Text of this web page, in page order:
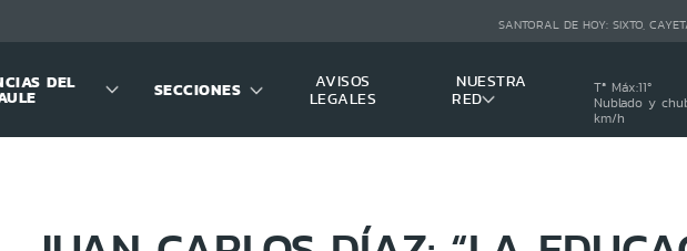
SANTORAL DE HOY: SIXTO,
DEL SECCIONES
AVISOS
LEGALES
NUESTRA
RED
Tª Máx:11º
Nublado y
km/h